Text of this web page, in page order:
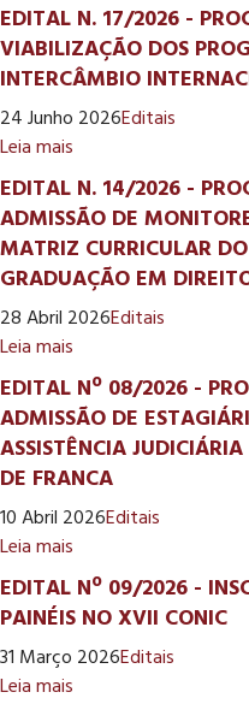
EDITAL N. 17/2026 -
VIABILIZAÇÃO DOS
INTERCÂMBIO
24 Junho 2026Editais
Leia mais
EDITAL N. 14/2026 -
ADMISSÃO DE
MATRIZ CURRICULAR
GRADUAÇÃO EM
28 Abril 2026Editais
Leia mais
EDITAL Nº 08/2026 -
ADMISSÃO DE
ASSISTÊNCIA
DE FRANCA
10 Abril 2026Editais
Leia mais
EDITAL Nº 09/2026 -
PAINÉIS NO XVII CONIC
31 Março 2026Editais
Leia mais